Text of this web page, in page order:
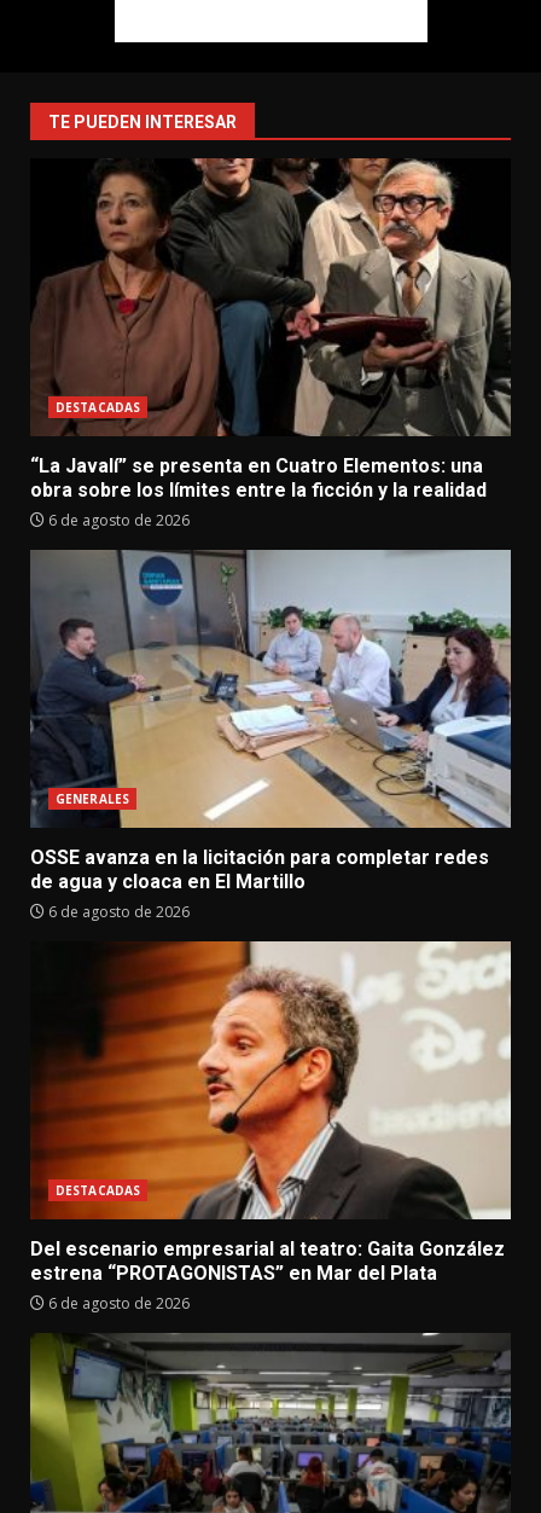
TE PUEDEN INTERESAR
DESTACADAS
“La Javalí” se presenta en Cuatro Elementos: una
obra sobre los límites entre la ficción y la realidad
6 de agosto de 2026
GENERALES
OSSE avanza en la licitación para completar redes
de agua y cloaca en El Martillo
6 de agosto de 2026
DESTACADAS
Del escenario empresarial al teatro: Gaita González
estrena “PROTAGONISTAS” en Mar del Plata
6 de agosto de 2026